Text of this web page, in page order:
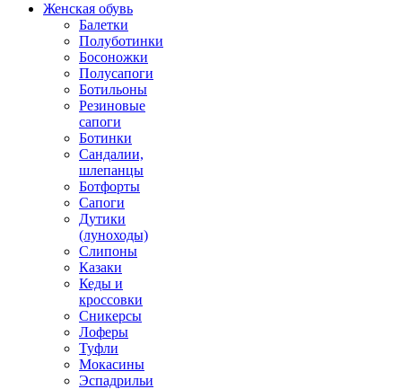
Женская обувь
Балетки
Полуботинки
Босоножки
Полусапоги
Ботильоны
Резиновые
сапоги
Ботинки
Сандалии,
шлепанцы
Ботфорты
Сапоги
Дутики
(луноходы)
Слипоны
Казаки
Кеды и
кроссовки
Сникерсы
Лоферы
Туфли
Мокасины
Эспадрильи